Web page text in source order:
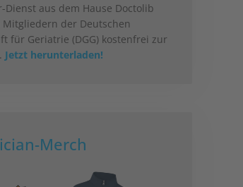
Dienst aus dem Hause Doctolib
der Deutschen
für Geriatrie (DGG) kostenfrei zur
Jetzt herunterladen!
Merch